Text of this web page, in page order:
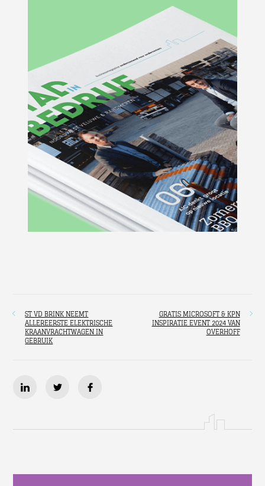
ST VD BRINK NEEMT
ALLEREERSTE ELEKTRISCHE
KRAANVRACHTWAGEN IN
GEBRUIK
GRATIS MICROSOFT & KPN
INSPIRATIE EVENT 2024 VAN
OVERHOFF